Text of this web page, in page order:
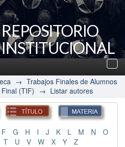
REPOSITORIO
INSTITUCIONAL
→ Trabajos Finales de Alumnos
(TIF) → Listar autores
F G H I J K L M N
O
T U V W X Y Z